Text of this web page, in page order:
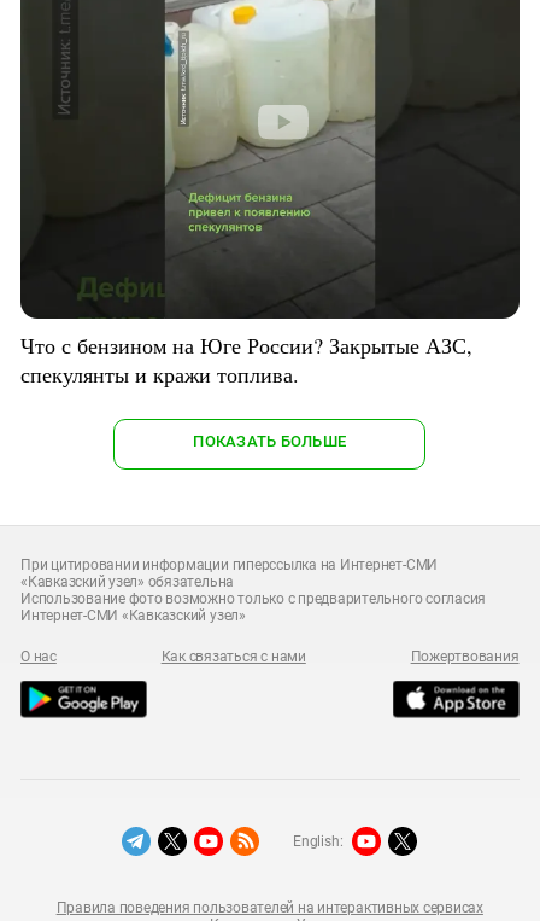
Что с бензином на Юге России? Закрытые АЗС,
спекулянты и кражи топлива.
ПОКАЗАТЬ БОЛЬШЕ
При цитировании информации гиперссылка на Интернет-СМИ
«Кавказский узел» обязательна
Использование фото возможно только с предварительного согласия
Интернет-СМИ «Кавказский узел»
О нас Как связаться с нами Пожертвования
Правила поведения пользователей на интерактивных сервисах
English: